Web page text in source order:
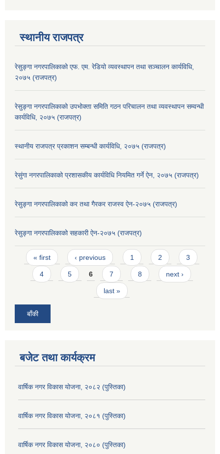
स्थानीय राजपत्र
रेसुङ्गा नगरपालिकाको एफ. एम. रेडियो व्यवस्थापन तथा सञ्चालन कार्यविधि,
२०७५ (राजपत्र)
रेसुङ्गा नगरपालिकाको उपभोक्ता समिति गठन परिचालन तथा व्यवस्थापन सम्वन्धी
कार्यविधि, २०७५ (राजपत्र)
स्थानीय राजपत्र प्रकाशन सम्बन्धी कार्यविधि, २०७५ (राजपत्र)
रेसुंगा नगरपालिकाको प्रशासकीय कार्यविधि नियमित गर्ने ऐन, २०७५ (राजपत्र)
रेसुङ्गा नगरपालिकाको कर तथा गैरकर राजस्व ऐन-२०७५ (राजपत्र)
रेसुङ्गा नगरपालिकाको सहकारी ऐन-२०७५ (राजपत्र)
Pages
« first ‹ previous 1 2 3
4 5 6 7 8 next ›
last »
बाँकी
बजेट तथा कार्यक्रम
वार्षिक नगर विकास योजना, २०८२ (पुस्तिका)
वार्षिक नगर विकास योजना, २०८१ (पुस्तिका)
वार्षिक नगर विकास योजना, २०८० (पुस्तिका)